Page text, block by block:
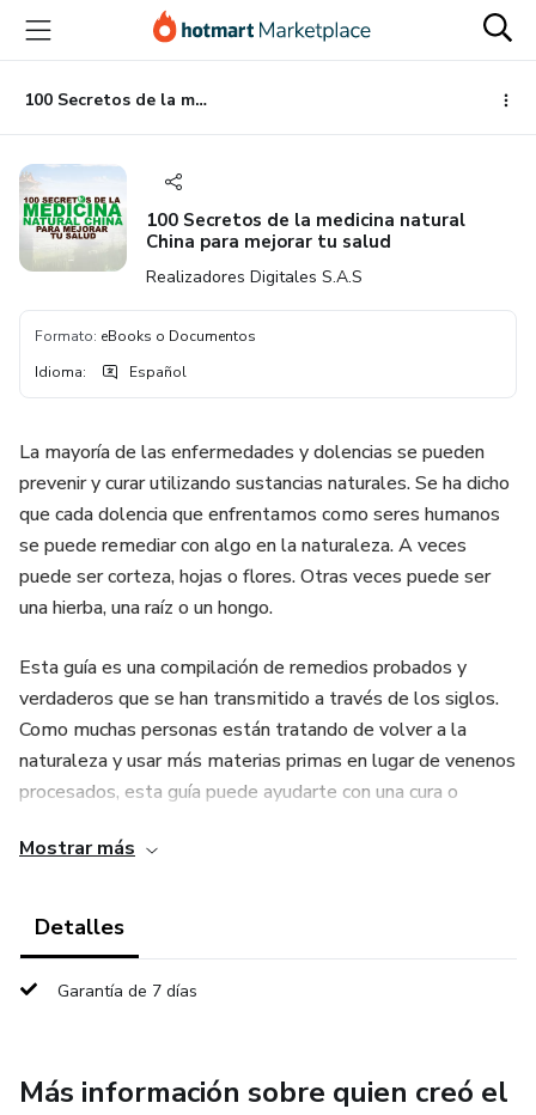
principal
página
de
página
100 Secretos de la medicina natural China para mejorar tu salud
100 Secretos de la medicina natural
China para mejorar tu salud
Realizadores Digitales S.A.S
Formato: eBooks o Documentos
Idioma: Español
La mayoría de las enfermedades y dolencias se pueden
prevenir y curar utilizando sustancias naturales. Se ha dicho
que cada dolencia que enfrentamos como seres humanos
se puede remediar con algo en la naturaleza. A veces
puede ser corteza, hojas o flores. Otras veces puede ser
una hierba, una raíz o un hongo.
Esta guía es una compilación de remedios probados y
verdaderos que se han transmitido a través de los siglos.
Como muchas personas están tratando de volver a la
naturaleza y usar más materias primas en lugar de venenos
procesados, esta guía puede ayudarte con una cura o
Mostrar más
Detalles
Garantía de 7 días
Más información sobre quien creó el